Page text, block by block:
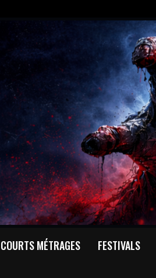
COURTS MÉTRAGES FESTIVALS